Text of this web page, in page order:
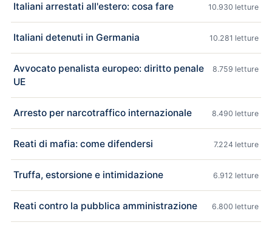
Italiani arrestati all'estero: cosa fare 10.930 letture
Italiani detenuti in Germania 10.281 letture
Avvocato penalista europeo: diritto penale
UE
8.759 letture
Arresto per narcotraffico internazionale 8.490 letture
Reati di mafia: come difendersi 7.224 letture
Truffa, estorsione e intimidazione 6.912 letture
Reati contro la pubblica amministrazione 6.800 letture